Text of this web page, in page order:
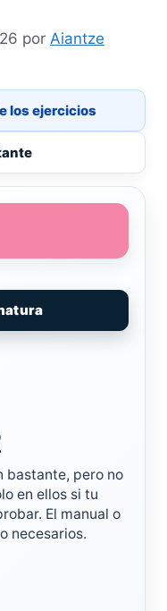
por Aiantze
los ejercicios
bastante, pero no
en ellos si tu
El manual o
necesarios.